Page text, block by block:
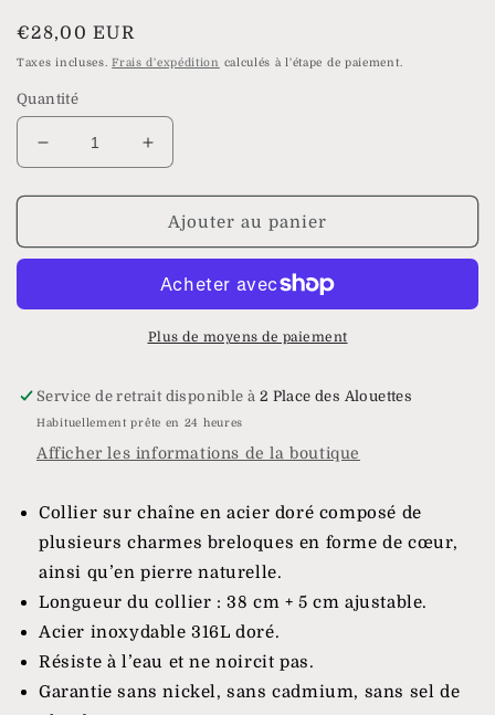
Prix
habituel
€28,00 EUR
Taxes incluses.Frais d'expédition calculés à l'étape de paiement.
Quantité
Réduire
la
quantité
Collier
Augmenter
la
quantité
Collier
Ajouter au panier
Plus de moyens de paiement
Service de retrait disponible à 2 Place des Alouettes
Habituellement prête en 24 heures
Afficher les informations de la boutique
Collier sur chaîne en acier doré composé de
plusieurs charmes breloques en forme de cœur,
ainsi qu’en pierre naturelle.
Longueur du collier : 38 cm + 5 cm ajustable.
Acier inoxydable 316L doré.
Résiste à l’eau et ne noircit pas.
Garantie sans nickel, sans cadmium, sans sel de